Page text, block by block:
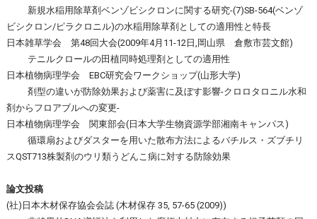
新規水稲用除草剤ベンゾビシクロンに関する研究-(7)SB-564(ベンゾ
ビシクロン/ピラクロニル)の水稲用除草剤としての適用性と特長
日本雑草学会 第48回大会(2009年4月11-12日,岡山県 倉敷市芸文館)
テニルクロールの田植同時処理剤としての適用性
日本植物病理学会 EBC研究会ワークショップ(山形大学)
剤型の違いが防除効果および薬害に及ぼす影響-クロロタロニル水和
剤からフロアブルへの変更-
日本植物病理学会 関東部会(日本大学生物資源学部湘南キャンパス)
循環扇およびダスターを用いた散布方法によるバチルス・ズブチリ
スQST713株製剤のウリ類うどんこ病に対する防除効果
論文投稿
(社)日本木材保存協会会誌 (木材保存 35, 57-65 (2009))